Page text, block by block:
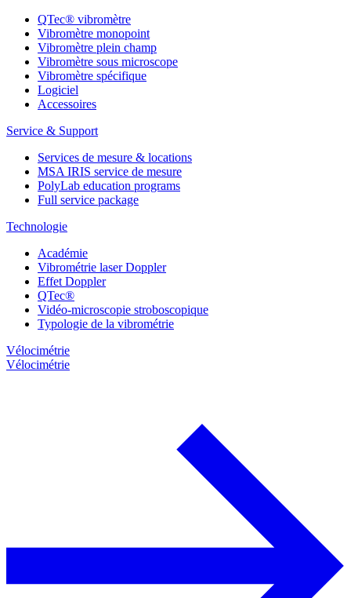
QTec® vibromètre
Vibromètre monopoint
Vibromètre plein champ
Vibromètre sous microscope
Vibromètre spécifique
Logiciel
Accessoires
Service & Support
Services de mesure & locations
MSA IRIS service de mesure
PolyLab education programs
Full service package
Technologie
Académie
Vibrométrie laser Doppler
Effet Doppler
QTec®
Vidéo-microscopie stroboscopique
Typologie de la vibrométrie
Vélocimétrie
Vélocimétrie